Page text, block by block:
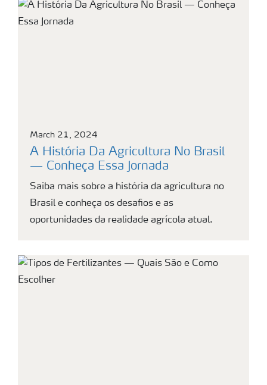
March 21, 2024
A História Da Agricultura No Brasil
— Conheça Essa Jornada
Saiba mais sobre a história da agricultura no
Brasil e conheça os desafios e as
oportunidades da realidade agrícola atual.